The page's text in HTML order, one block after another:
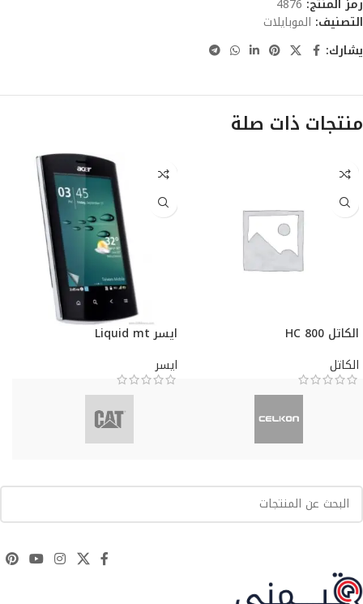
التصنيف: الموبايلات
يشارك:
منتجات ذات صلة
الكاتل HC 800
الكاتل
ايسر Liquid mt
ايسر